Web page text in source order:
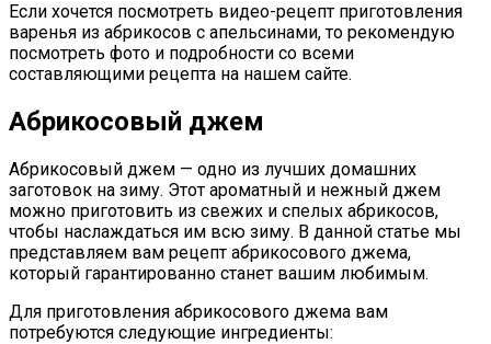
Если хочется посмотреть видео-рецепт приготовления
варенья из абрикосов с апельсинами, то рекомендую
посмотреть фото и подробности со всеми
составляющими рецепта на нашем сайте.
Абрикосовый джем
Абрикосовый джем — одно из лучших домашних
заготовок на зиму. Этот ароматный и нежный джем
можно приготовить из свежих и спелых абрикосов,
чтобы наслаждаться им всю зиму. В данной статье мы
представляем вам рецепт абрикосового джема,
который гарантированно станет вашим любимым.
Для приготовления абрикосового джема вам
потребуются следующие ингредиенты: